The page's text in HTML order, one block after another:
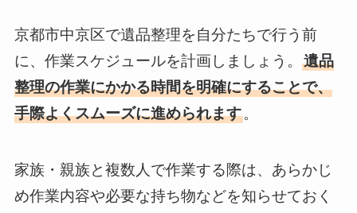
京都市中京区で遺品整理を自分たちで行う前
に、作業スケジュールを計画しましょう。 遺品
整理の作業にかかる時間を明確にすることで、
手際よくスムーズに進められます。
家族・親族と複数人で作業する際は、あらかじ
め作業内容や必要な持ち物などを知らせておく